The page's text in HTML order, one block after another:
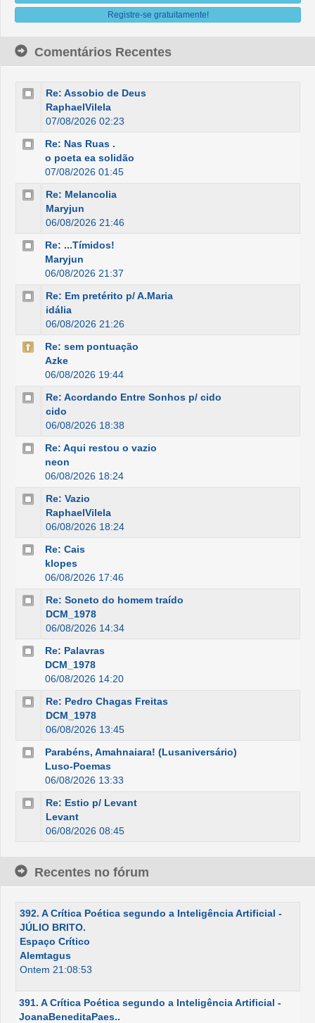
Registre-se gratuitamente!
Comentários Recentes
Re: Assobio de Deus
RaphaelVilela
07/08/2026 02:23
Re: Nas Ruas .
o poeta ea solidão
07/08/2026 01:45
Re: Melancolia
Maryjun
06/08/2026 21:46
Re: ...Tímidos!
Maryjun
06/08/2026 21:37
Re: Em pretérito p/ A.Maria
idália
06/08/2026 21:26
Re: sem pontuação
Azke
06/08/2026 19:44
Re: Acordando Entre Sonhos p/ cido
cido
06/08/2026 18:38
Re: Aqui restou o vazio
neon
06/08/2026 18:24
Re: Vazio
RaphaelVilela
06/08/2026 18:24
Re: Cais
klopes
06/08/2026 17:46
Re: Soneto do homem traído
DCM_1978
06/08/2026 14:34
Re: Palavras
DCM_1978
06/08/2026 14:20
Re: Pedro Chagas Freitas
DCM_1978
06/08/2026 13:45
Parabéns, Amahnaiara! (Lusaniversário)
Luso-Poemas
06/08/2026 13:33
Re: Estio p/ Levant
Levant
06/08/2026 08:45
Recentes no fórum
392. A Crítica Poética segundo a Inteligência Artificial -
JÚLIO BRITO.
Espaço Crítico
Alemtagus
Ontem 21:08:53
391. A Crítica Poética segundo a Inteligência Artificial -
JoanaBeneditaPaes..